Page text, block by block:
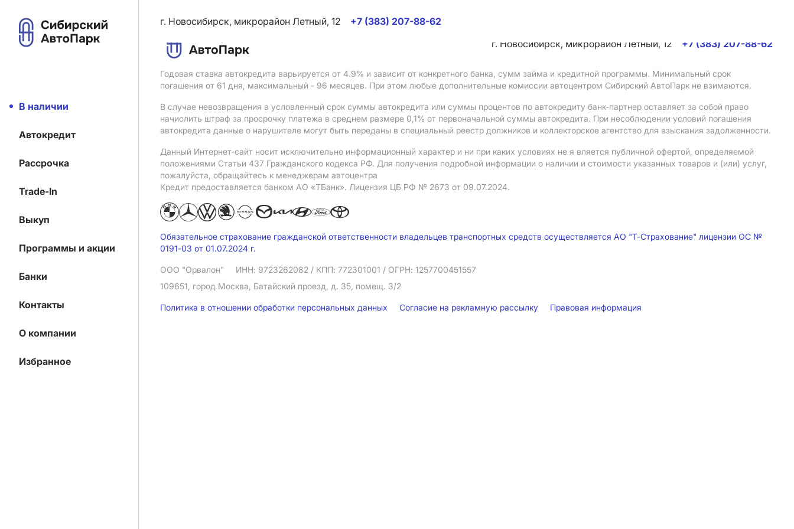
В наличии
Автокредит
Рассрочка
Trade-In
Выкуп
Программы и акции
Банки
Контакты
О компании
Избранное
г. Новосибирск, микрорайон Летный, 12
+7 (383) 207-88-62
г. Новосибирск, микрорайон Летный, 12
+7 (383) 207-88-62
Годовая ставка автокредита варьируется от 4.9% и зависит от конкретного банка, сумм займа и кредитной программы. Минимальный срок
погашения от 61 дня, максимальный - 96 месяцев. При этом любые дополнительные комиссии автоцентром Сибирский АвтоПарк не взимаются.
В случае невозвращения в условленный срок суммы автокредита или суммы процентов по автокредиту банк-партнер оставляет за собой право
начислить штраф за просрочку платежа в среднем размере 0,1% от первоначальной суммы автокредита. При несоблюдении условий погашения
автокредита данные о нарушителе могут быть переданы в специальный реестр должников и коллекторское агентство для взыскания задолженности.
Данный Интернет-сайт носит исключительно информационный характер и ни при каких условиях не я вляется публичной офертой, определяемой
положениями Статьи 437 Гражданского кодекса РФ. Для получения подробной информации о наличии и стоимости указанных товаров и (или) услуг,
пожалуйста, обращайтесь к менеджерам автоцентра
Кредит предоставляется банком АO «ТБанк». Лицензия ЦБ РФ № 2673 от 09.07.2024.
Обязательное страхование гражданской ответственности владельцев транспортных средств осуществляется АО "Т-Страхование" лицензии ОС №
0191-03 от 01.07.2024 г.
ООО "Орвалон" ИНН: 9723262082 / КПП: 772301001 / ОГРН: 1257700451557
109651, город Москва, Батайский проезд, д. 35, помещ. 3/2
Политика в отношении обработки персональных данных Согласие на рекламную рассылку Правовая информация